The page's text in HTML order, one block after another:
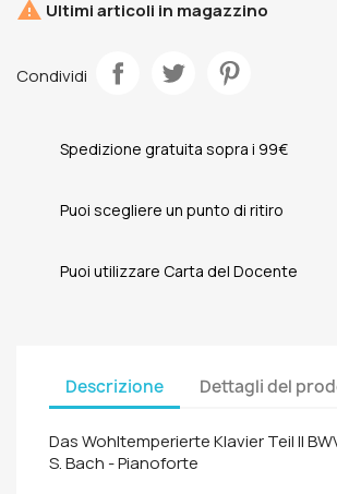
 Ultimi articoli in magazzino
Condividi
Spedizione gratuita sopra i 99€
Puoi scegliere un punto di ritiro
Puoi utilizzare Carta del Docente
Descrizione Dettagli del
Das Wohltemperierte Klavier Teil II
S. Bach - Pianoforte